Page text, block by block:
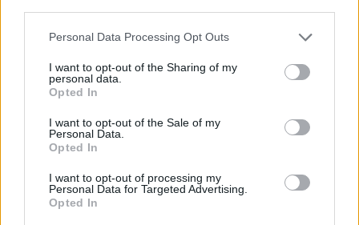
Personal Data Processing Opt Outs
I want to opt-out of the Sharing of my
personal data.
Opted In
I want to opt-out of the Sale of my
Personal Data.
Opted In
I want to opt-out of processing my
Personal Data for Targeted Advertising.
Opted In
Lähetä uutisvinkki
RSS-ohje
Tyyliniekka
Lifestyle
Matkailu
Viihde
Autot
Digi